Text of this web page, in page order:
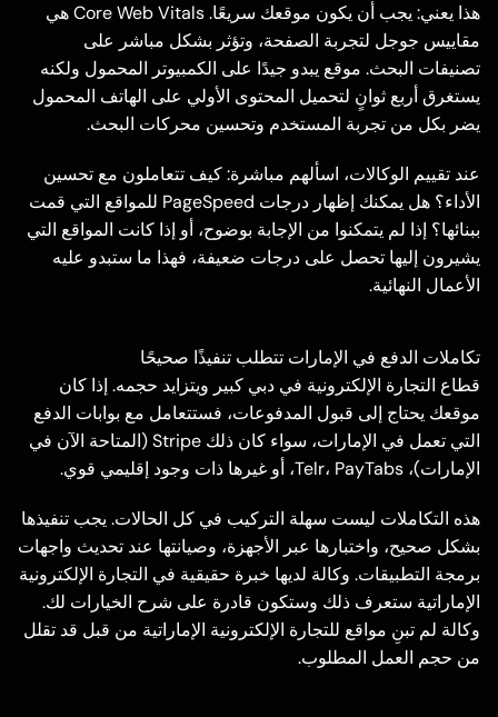
هذا يعني: يجب أن يكون موقعك سريعًا. Core Web Vitals هي
مقاييس جوجل لتجربة الصفحة، وتؤثر بشكل مباشر على
تصنيفات البحث. موقع يبدو جيدًا على الكمبيوتر المحمول ولكنه
يستغرق أربع ثوانٍ لتحميل المحتوى الأولي على الهاتف المحمول
يضر بكل من تجربة المستخدم وتحسين محركات البحث.
عند تقييم الوكالات، اسألهم مباشرة: كيف تتعاملون مع تحسين
الأداء؟ هل يمكنك إظهار درجات PageSpeed للمواقع التي قمت
ببنائها؟ إذا لم يتمكنوا من الإجابة بوضوح، أو إذا كانت المواقع التي
يشيرون إليها تحصل على درجات ضعيفة، فهذا ما ستبدو عليه
الأعمال النهائية.
تكاملات الدفع في الإمارات تتطلب تنفيذًا صحيحًا
قطاع التجارة الإلكترونية في دبي كبير ويتزايد حجمه. إذا كان
موقعك يحتاج إلى قبول المدفوعات، فستتعامل مع بوابات الدفع
التي تعمل في الإمارات، سواء كان ذلك Stripe (المتاحة الآن في
الإمارات)، Telr، PayTabs، أو غيرها ذات وجود إقليمي قوي.
هذه التكاملات ليست سهلة التركيب في كل الحالات. يجب تنفيذها
بشكل صحيح، واختبارها عبر الأجهزة، وصيانتها عند تحديث واجهات
برمجة التطبيقات. وكالة لديها خبرة حقيقية في التجارة الإلكترونية
الإماراتية ستعرف ذلك وستكون قادرة على شرح الخيارات لك.
وكالة لم تبنِ مواقع للتجارة الإلكترونية الإماراتية من قبل قد تقلل
من حجم العمل المطلوب.